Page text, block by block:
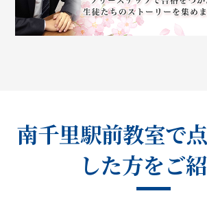
南千里駅前教室で
した方をご